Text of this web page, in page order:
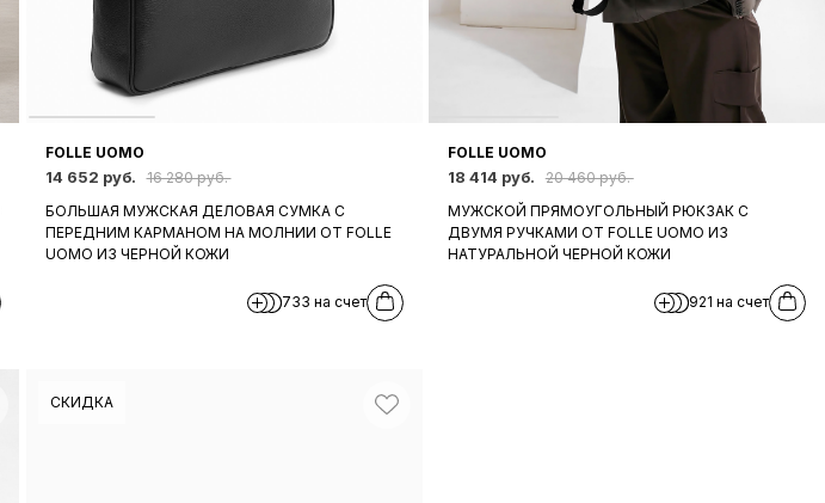
FOLLE UOMO
14 652 руб.
16 280 руб.
БОЛЬШАЯ МУЖСКАЯ ДЕЛОВАЯ СУМКА С
ПЕРЕДНИМ КАРМАНОМ НА МОЛНИИ ОТ FOLLE
UOMO ИЗ ЧЕРНОЙ КОЖИ
733 на счет
FOLLE UOMO
18 414 руб.
20 460 руб.
МУЖСКОЙ ПРЯМОУГОЛЬНЫЙ РЮКЗАК С
ДВУМЯ РУЧКАМИ ОТ FOLLE UOMO ИЗ
НАТУРАЛЬНОЙ ЧЕРНОЙ КОЖИ
921 на счет
СКИДКА